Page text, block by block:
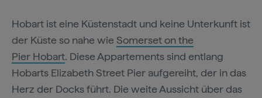
Hobart ist eine Küstenstadt und keine Unterkunft ist
der Küste so nahe wie Somerset on the
Pier Hobart. Diese Appartements sind entlang
Hobarts Elizabeth Street Pier aufgereiht, der in das
Herz der Docks führt. Die weite Aussicht über das